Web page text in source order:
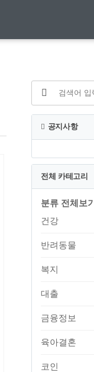
공지사항
전체 카테고리
분류 전체보기
건강
반려동물
복지
대출
금융정보
육아결혼
코인